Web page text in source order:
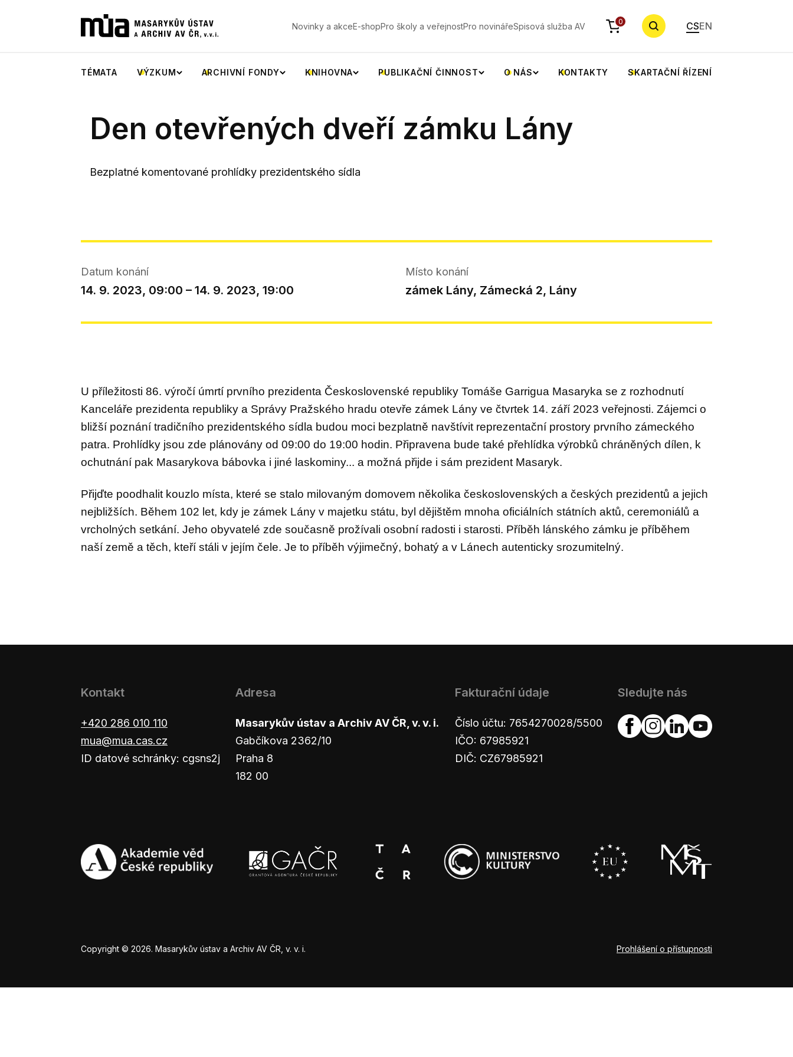
Novinky a akceE-shopPro školy a veřejnostPro novinářeSpisová služba AV 0 CSEN
TÉMATA VÝZKUM ARCHIVNÍ FONDY KNIHOVNA PUBLIKAČNÍ ČINNOST O NÁS KONTAKTY SKARTAČNÍ ŘÍZENÍ
Den otevřených dveří zámku Lány
Bezplatné komentované prohlídky prezidentského sídla
Datum konání
14. 9. 2023, 09:00 – 14. 9. 2023, 19:00
Místo konání
zámek Lány, Zámecká 2, Lány
U příležitosti 86. výročí úmrtí prvního prezidenta Československé republiky Tomáše Garrigua Masaryka se z rozhodnutí
Kanceláře prezidenta republiky a Správy Pražského hradu otevře zámek Lány ve čtvrtek 14. září 2023 veřejnosti. Zájemci o
bližší poznání tradičního prezidentského sídla budou moci bezplatně navštívit reprezentační prostory prvního zámeckého
patra. Prohlídky jsou zde plánovány od 09:00 do 19:00 hodin. Připravena bude také přehlídka výrobků chráněných dílen, k
ochutnání pak Masarykova bábovka i jiné laskominy... a možná přijde i sám prezident Masaryk.
Přijďte pood halit kouzlo místa, které se stalo milovaným domovem několika československých a českých prezidentů a jejich
nejbl ižších. Během 102 let, kdy je zámek Lány v majetku státu, byl dějištěm mnoha oficiálních státních aktů, ceremoniálů a
vrcholných setkání. Jeho obyvatelé zde současně prožívali osobní radosti i starosti. Příběh lánského zámku je příběhem
naší země a těch, kteří stáli v jejím čele. Je to příběh výjimečný, bohatý a v Lánech autenticky srozumitelný.
Kontakt
+420 286 010 110
mua@mua.cas.cz
ID datové schránky: cgsns2j
Adresa
Masarykův ústav a Archiv AV ČR, v. v. i.
Gabčíkova 2362/10
Praha 8
182 00
Fakturační údaje
Číslo účtu: 7654270028/5500
IČO: 67985921
DIČ: CZ67985921
Sledujte nás
Copyright © 2026. Masarykův ústav a Archiv AV ČR, v. v. i. Prohlášení o přístupnosti